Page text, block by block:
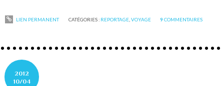
LIEN PERMANENT CATÉGORIES : REPORTAGE, VOYAGE 9COMMENTAIRES
2012
10/04